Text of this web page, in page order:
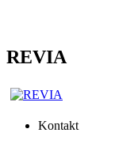
REVIA
Kontakt